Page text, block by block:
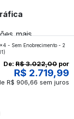
mais
Então,
para você!
- Sem Enobrecimento - 2
De: R$ 3.022,00 por
R$ 2.719,99
R$ 906,66 sem juros